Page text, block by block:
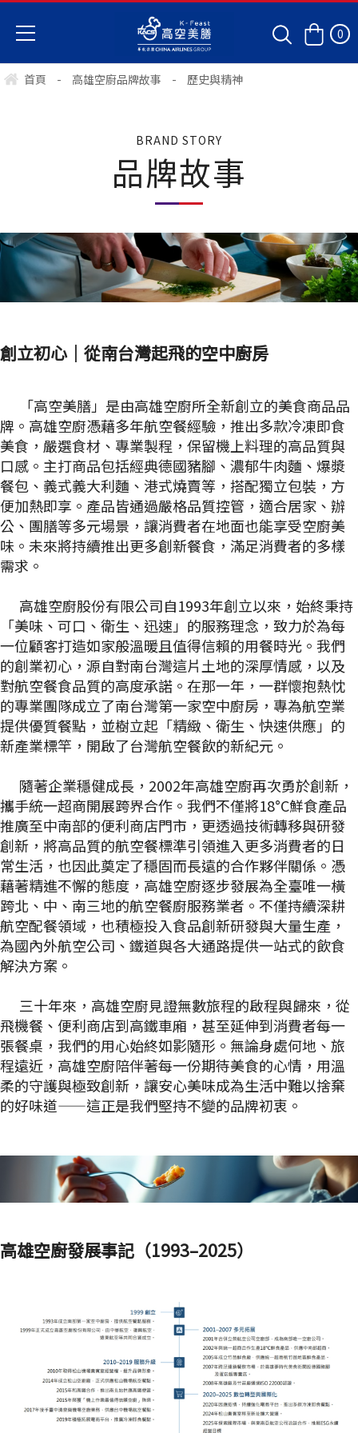
0
首頁 - 高雄空廚品牌故事 - 歷史與精神
BRAND STORY
品牌故事
創立初心｜從南台灣起飛的空中廚房
「高空美膳」是由高雄空廚所全新創立的美食商品品
牌。高雄空廚憑藉多年航空餐經驗，推出多款冷凍即食
美食，嚴選食材、專業製程，保留機上料理的高品質與
口感。主打商品包括經典德國豬腳、濃郁牛肉麵、爆漿
餐包、義式義大利麵、港式燒賣等，搭配獨立包裝，方
便加熱即享。產品皆通過嚴格品質控管，適合居家、辦
公、團膳等多元場景，讓消費者在地面也能享受空廚美
味。未來將持續推出更多創新餐食，滿足消費者的多樣
需求。
高雄空廚股份有限公司自1993年創立以來，始終秉持
「美味、可口、衛生、迅速」的服務理念，致力於為每
一位顧客打造如家般溫暖且值得信賴的用餐時光。我們
的創業初心，源自對南台灣這片土地的深厚情感，以及
對航空餐食品質的高度承諾。在那一年，一群懷抱熱忱
的專業團隊成立了南台灣第一家空中廚房，專為航空業
提供優質餐點，並樹立起「精緻、衛生、快速供應」的
新產業標竿，開啟了台灣航空餐飲的新紀元。
隨著企業穩健成長，2002年高雄空廚再次勇於創新，
攜手統一超商開展跨界合作。我們不僅將18°C鮮食產品
推廣至中南部的便利商店門市，更透過技術轉移與研發
創新，將高品質的航空餐標準引領進入更多消費者的日
常生活，也因此奠定了穩固而長遠的合作夥伴關係。憑
藉著精進不懈的態度，高雄空廚逐步發展為全臺唯一橫
跨北、中、南三地的航空餐廚服務業者。不僅持續深耕
航空配餐領域，也積極投入食品創新研發與大量生產，
為國內外航空公司、鐵道與各大通路提供一站式的飲食
解決方案。
三十年來，高雄空廚見證無數旅程的啟程與歸來，從
飛機餐、便利商店到高鐵車廂，甚至延伸到消費者每一
張餐桌，我們的用心始終如影隨形。無論身處何地、旅
程遠近，高雄空廚陪伴著每一份期待美食的心情，用溫
柔的守護與極致創新，讓安心美味成為生活中難以捨棄
的好味道——這正是我們堅持不變的品牌初衷。
高雄空廚發展事記（1993–2025）